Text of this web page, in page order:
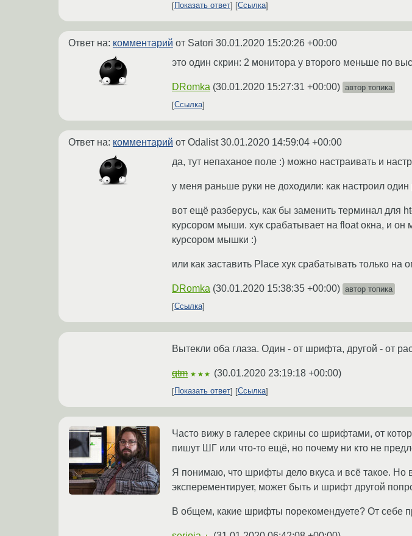
Показать ответ Ссылка
Ответ на: комментарий от Satori 30.01.2020 15:20:26 +00:00
это один скрин: 2 монитора у второго меньше по
DRomka (30.01.2020 15:27:31 +00:00) автор топика
Ссылка
Ответ на: комментарий от Odalist30.01.2020 14:59:04 +00:00
да, тут непаханое поле :) можно настраивать и
у меня раньше руки не доходили: как настроил
вот ещё разберусь, как бы заменить терминал для
курсором мыши. хук срабатывает на float окна, и он
курсором мышки :)
или как заставить Place хук срабатывать только на
DRomka (30.01.2020 15:38:35 +00:00) автор топика
Ссылка
Вытекли оба глаза. Один - от шрифта, другой - от
qtm ★★★ (30.01.2020 23:19:18 +00:00)
Показать ответ Ссылка
Часто вижу в галерее скрины со шрифтами, от
пишут ШГ или что-то ещё, но почему ни кто не
Я понимаю, что шрифты дело вкуса и всё такое. Но
эксперементирует, может быть и шрифт другой
В общем, какие шрифты порекомендуете? От себе